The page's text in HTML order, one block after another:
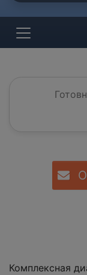
Комплексная